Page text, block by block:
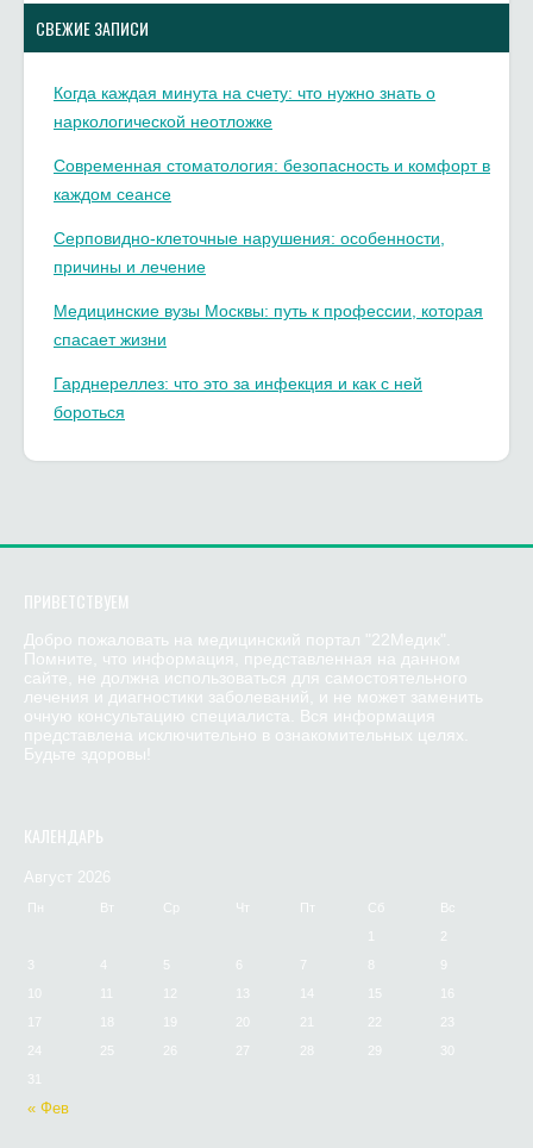
СВЕЖИЕ ЗАПИСИ
Когда каждая минута на счету: что нужно знать о
наркологической неотложке
Современная стоматология: безопасность и комфорт в
каждом сеансе
Серповидно-клеточные нарушения: особенности,
причины и лечение
Медицинские вузы Москвы: путь к профессии, которая
спасает жизни
Гарднереллез: что это за инфекция и как с ней
бороться
ПРИВЕТСТВУЕМ
Добро пожаловать на медицинский портал "22Медик".
Помните, что информация, представленная на данном
сайте, не должна использоваться для самостоятельного
лечения и диагностики заболеваний, и не может заменить
очную консультацию специалиста. Вся информация
представлена исключительно в ознакомительных целях.
Будьте здоровы!
КАЛЕНДАРЬ
Август 2026
Пн Вт Ср Чт Пт Сб Вс
« Фев
3
4 5 7
9
13 14 15
17
19
23
24
25 27 29
30
31